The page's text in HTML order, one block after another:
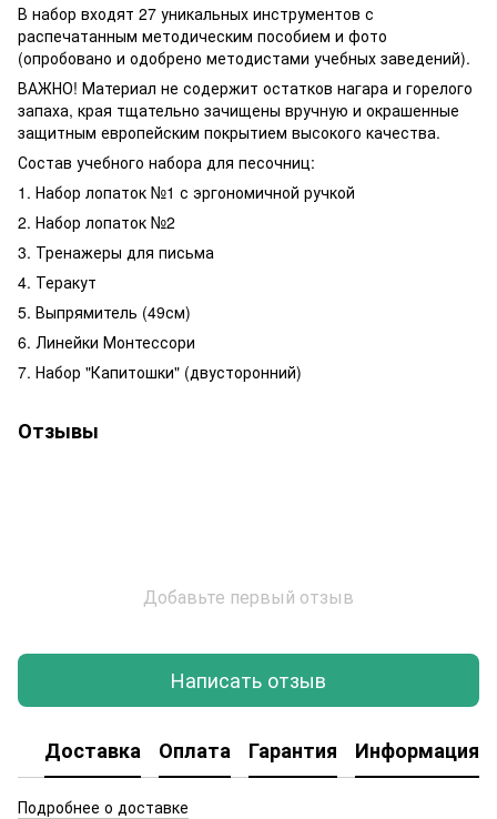
В набор входят 27 уникальных инструментов с
распечатанным методическим пособием и фото
(опробовано и одобрено методистами учебных заведений).
ВАЖНО! Материал не содержит остатков нагара и горелого
запаха, края тщательно зачищены вручную и окрашенные
защитным европейским покрытием высокого качества.
Состав учебного набора для песочниц:
1. Набор лопаток №1 с эргономичной ручкой
2. Набор лопаток №2
3. Тренажеры для письма
4. Теракут
5. Выпрямитель (49см)
6. Линейки Монтессори
7. Набор "Капитошки" (двусторонний)
Отзывы
Добавьте первый отзыв
Написать отзыв
Доставка Оплата Гарантия Информация
Подробнее о доставке